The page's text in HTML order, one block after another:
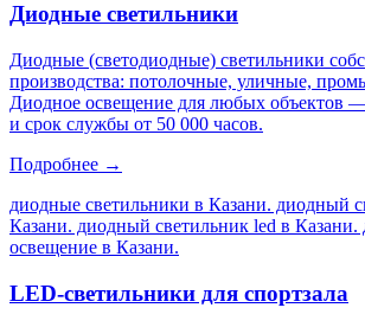
Диодные светильники
Диодные (светодиодные) светильники
производства: потолочные, уличные,
Диодное освещение для любых объектов
и срок службы от 50 000 часов.
Подробнее →
диодные светильники в Казани. диодный
Казани. диодный светильник led в Казани.
освещение в Казани.
LED-светильники для спортзала